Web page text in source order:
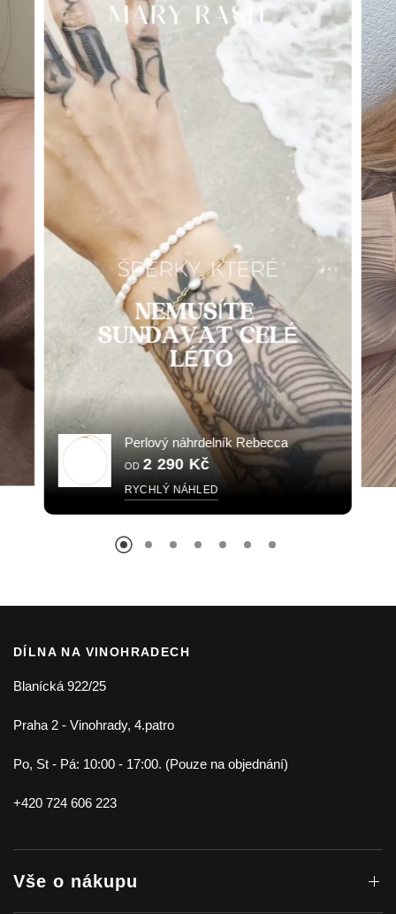
Perlový náhrdelník Rebecca
OD 2 290 Kč
RYCHLÝ NÁHLED
DÍLNA NA VINOHRADECH
Blanícká 922/25
Praha 2 - Vinohrady, 4.patro
Po, St - Pá: 10:00 - 17:00. (Pouze na objednání)
+420 724 606 223
Vše o nákupu